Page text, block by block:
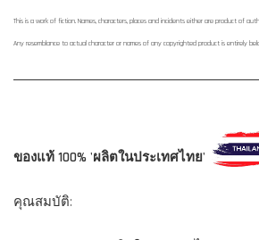
This is a work of fiction. Names, characters, places and incidents either are product of
Any resemblance to actual character or names of any copyrighted product is entirely
ของแท้ 100% 'ผลิตในประเทศไทย'
คุณสมบัติ: